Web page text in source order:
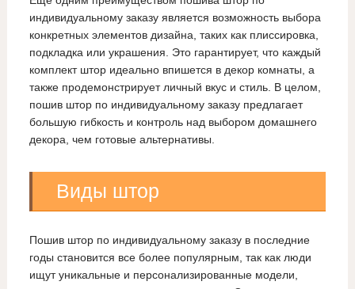
индивидуальному заказу является возможность выбора
конкретных элементов дизайна, таких как плиссировка,
подкладка или украшения. Это гарантирует, что каждый
комплект штор идеально впишется в декор комнаты, а
также продемонстрирует личный вкус и стиль. В целом,
пошив штор по индивидуальному заказу предлагает
большую гибкость и контроль над выбором домашнего
декора, чем готовые альтернативы.
Виды штор
Пошив штор по индивидуальному заказу в последние
годы становится все более популярным, так как люди
ищут уникальные и персонализированные модели,